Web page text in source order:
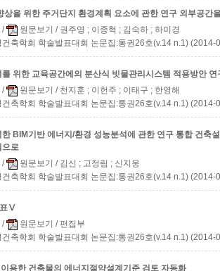
상을 위한 주거단지 환경계획 요소에 관한 연구 외부공간
/ 원문보기 / 권주영 ; 이종혁 ; 김숙하 ; 하미경
건축학회 학술발표대회 논문집:통권26호(v.14 n.1) (2014-
를 위한 교육공간에의 분산식 빗물관리시스템 적용방안 연
/ 원문보기 / 천지훈 ; 이헌주 ; 이태구 ; 한영해
건축학회 학술발표대회 논문집:통권26호(v.14 n.1) (2014-
한 BIM기반 에너지/환경 성능분석에 관한 연구 통합 건축
으로
/ 원문보기 / 김신 ; 고정림 ; 신지웅
건축학회 학술발표대회 논문집:통권26호(v.14 n.1) (2014-
표Ⅴ
/ 원문보기 / 편집부
건축학회 학술발표대회 논문집:통권26호(v.14 n.1) (2014-
용한 건축물의 에너지절약설계기준 검토 자동화